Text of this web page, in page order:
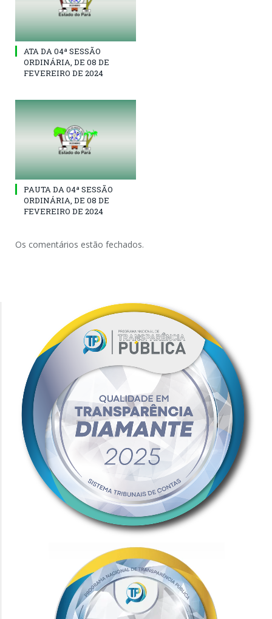
ATA DA 04ª SESSÃO
ORDINÁRIA, DE 08 DE
FEVEREIRO DE 2024
PAUTA DA 04ª SESSÃO
ORDINÁRIA, DE 08 DE
FEVEREIRO DE 2024
Os comentários estão fechados.